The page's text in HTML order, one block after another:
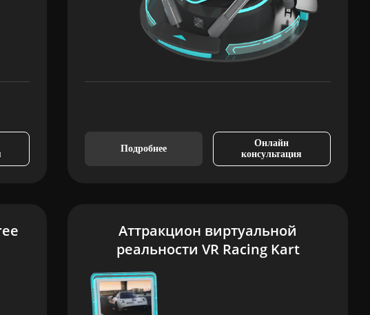
Подробнее
Онлайн
консультация
Аттракцион виртуальной
реальности VR Racing Kart